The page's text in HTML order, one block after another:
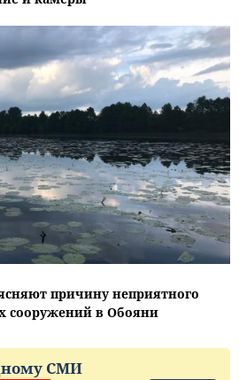
причину неприятного
сооружений в Обояни
СМИ